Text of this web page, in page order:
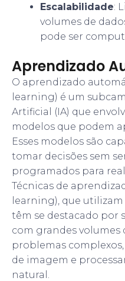
Escalabilidade:
volumes de
pode ser
Aprendizado
O aprendizado
learning) é um
Artificial (IA) que
modelos que podem
Esses modelos são
tomar decisões sem
programados para
Técnicas de
learning), que
têm se destacado por
com grandes volumes
problemas
de imagem e
natural.